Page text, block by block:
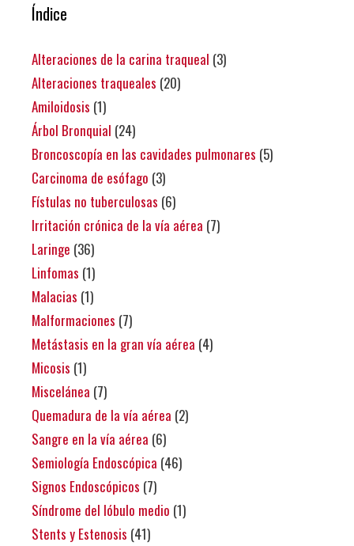
Índice
Alteraciones de la carina traqueal (3)
Alteraciones traqueales (20)
Amiloidosis (1)
Árbol Bronquial (24)
Broncoscopía en las cavidades pulmonares (5)
Carcinoma de esófago (3)
Fístulas no tuberculosas (6)
Irritación crónica de la vía aérea (7)
Laringe (36)
Linfomas (1)
Malacias (1)
Malformaciones (7)
Metástasis en la gran vía aérea (4)
Micosis (1)
Miscelánea (7)
Quemadura de la vía aérea (2)
Sangre en la vía aérea (6)
Semiología Endoscópica (46)
Signos Endoscópicos (7)
Síndrome del lóbulo medio (1)
Stents y Estenosis (41)